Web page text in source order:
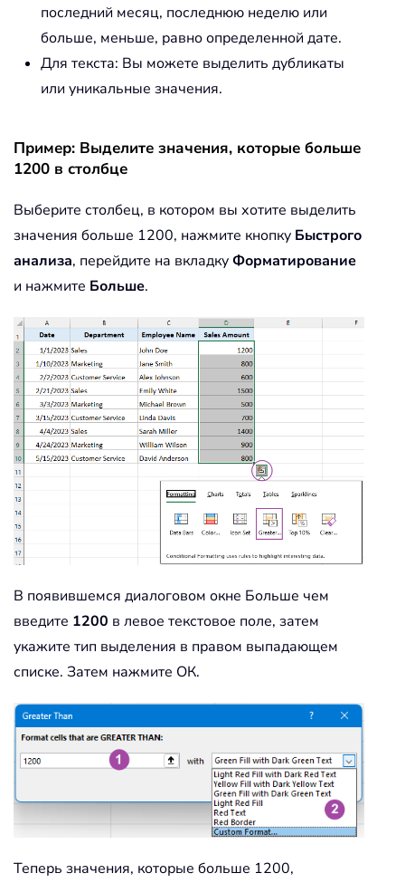
последний месяц, последнюю неделю или
больше, меньше, равно определенной дате.
Для текста: Вы можете выделить дубликаты
или уникальные значения.
Пример: Выделите значения, которые больше
1200 в столбце
Выберите столбец, в котором вы хотите выделить
значения больше 1200, нажмите кнопку Быстрого
анализа, перейдите на вкладкуФорматирование
и нажмите Больше.
В появившемся диалоговом окне Больше чем
введите 1200 в левое текстовое поле, затем
укажите тип выделения в правом выпадающем
списке. Затем нажмите ОК.
Теперь значения, которые больше 1200,